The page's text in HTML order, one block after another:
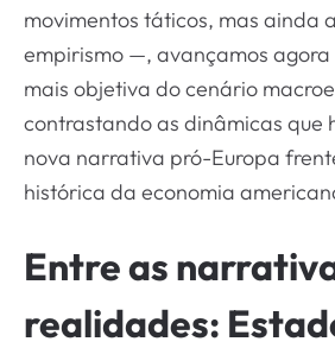
movimentos táticos, mas ainda
empirismo —, avançamos
mais objetiva do cenário
contrastando as dinâmicas que
nova narrativa pró-Europa
histórica da economia
Entre as
realidades: